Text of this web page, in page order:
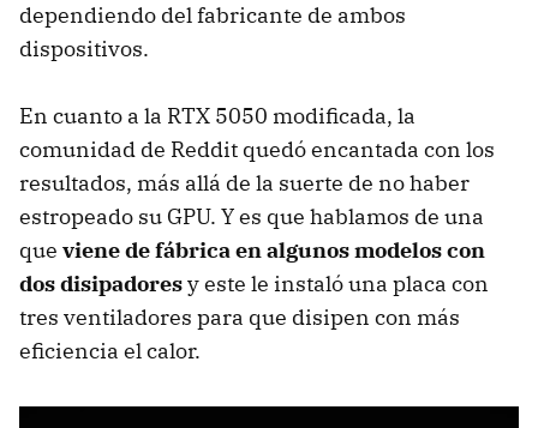
dependiendo del fabricante de ambos
dispositivos.
En cuanto a la RTX 5050 modificada, la
comunidad de Reddit quedó encantada con los
resultados, más allá de la suerte de no haber
estropeado su GPU. Y es que hablamos de una
que viene de fábrica en algunos modelos con
dos disipadoresy este le instaló una placa con
tres ventiladores para que disipen con más
eficiencia el calor.